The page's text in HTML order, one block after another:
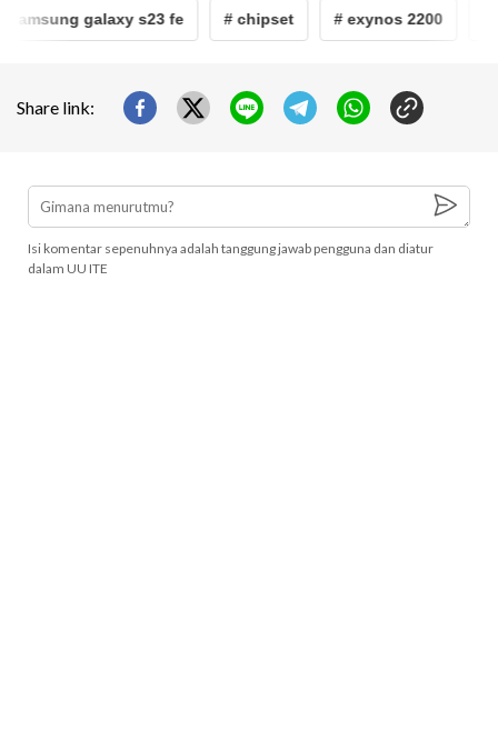
galaxy s23 fe # chipset # exynos 2200
Share link:
Isi komentar sepenuhnya adalah tanggung jawab pengguna dan diatur
dalam UU ITE